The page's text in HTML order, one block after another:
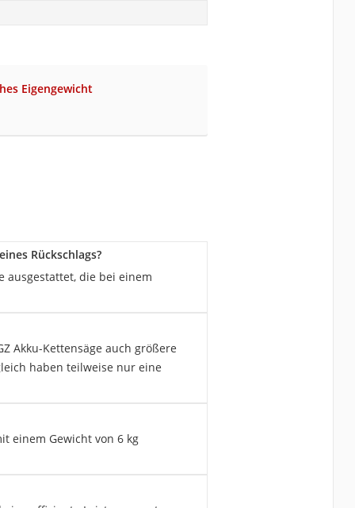
Eigengewicht
Rückschlags?
ausgestattet, die bei einem
Akku-Kettensäge auch größere
haben teilweise nur eine
einem Gewicht von 6 kg